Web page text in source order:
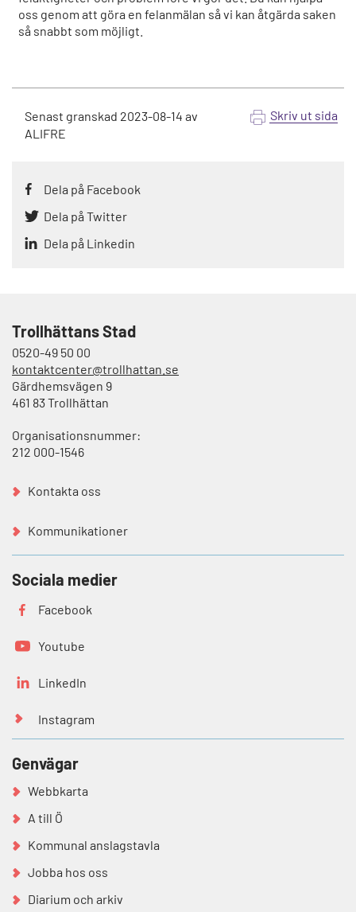
oss genom att göra en felanmälan så vi kan åtgärda saken
så snabbt som möjligt.
Senast granskad 2023-08-14 av
ALIFRE
Skriv ut sida
Dela på Facebook
Dela på Twitter
Dela på Linkedin
Trollhättans Stad
0520-49 50 00
kontaktcenter@trollhattan.se
Gärdhemsvägen 9
461 83 Trollhättan
Organisationsnummer:
212 000-1546
Kontakta oss
Kommunikationer
Sociala medier
Facebook
Youtube
LinkedIn
Instagram
Genvägar
Webbkarta
A till Ö
Kommunal anslagstavla
Jobba hos oss
Diarium och arkiv